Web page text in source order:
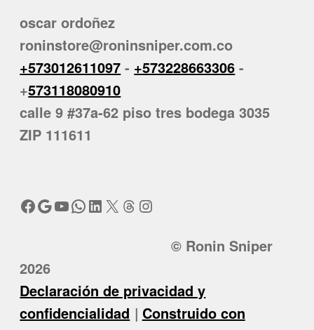
oscar ordoñez
roninstore@roninsniper.com.co
+573012611097 - +573228663306 -
+573118080910
calle 9 #37a-62 piso tres bodega 3035
ZIP 111611
Facebook
Google
YouTube
WhatsApp
LinkedIn
X Threads
Instagram
© Ronin Sniper
2026
Declaración de privacidad y
confidencialidad
Construido con